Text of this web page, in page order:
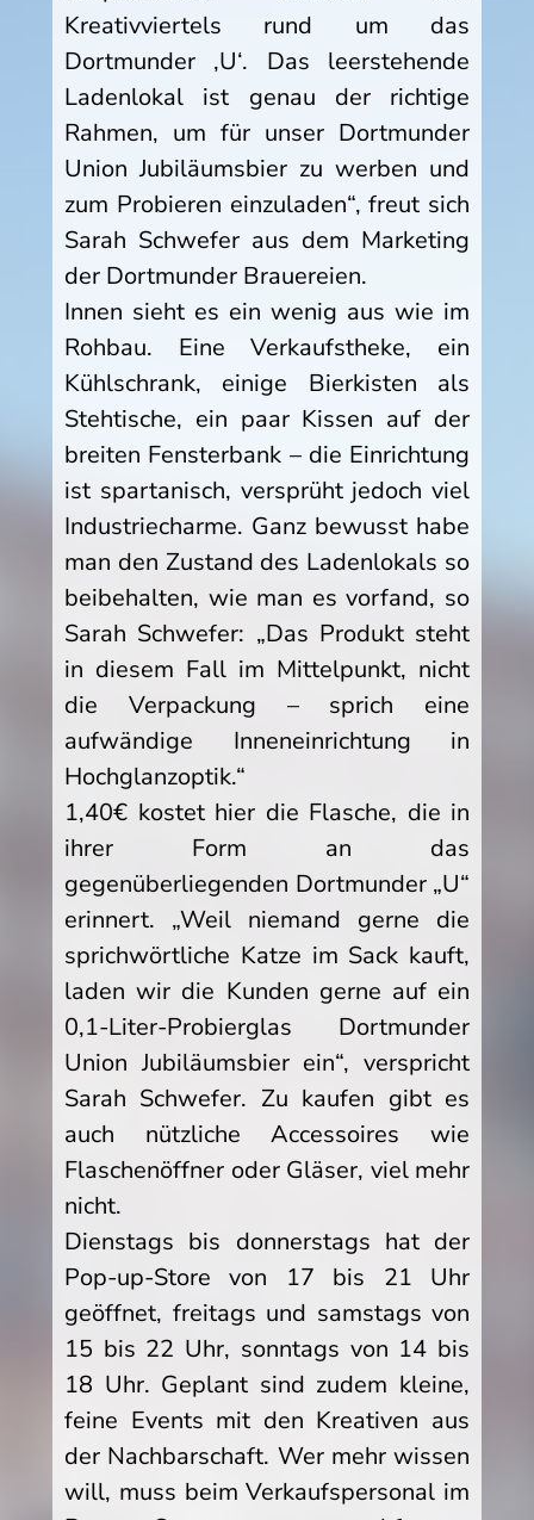
Kreativviertels rund um das
Dortmunder ‚U‘. Das leerstehende
Ladenlokal ist genau der richtige
Rahmen, um für unser Dortmunder
Union Jubiläumsbier zu werben und
zum Probieren einzuladen“, freut sich
Sarah Schwefer aus dem Marketing
der Dortmunder Brauereien.
Innen sieht es ein wenig aus wie im
Rohbau. Eine Verkaufstheke, ein
Kühlschrank, einige Bierkisten als
Stehtische, ein paar Kissen auf der
breiten Fensterbank – die Einrichtung
ist spartanisch, versprüht jedoch viel
Industriecharme. Ganz bewusst habe
man den Zustand des Ladenlokals so
beibehalten, wie man es vorfand, so
Sarah Schwefer: „Das Produkt steht
in diesem Fall im Mittelpunkt, nicht
die Verpackung – sprich eine
aufwändige Inneneinrichtung in
Hochglanzoptik.“
1,40€ kostet hier die Flasche, die in
ihrer Form an das
gegenüberliegenden Dortmunder „U“
erinnert. „Weil niemand gerne die
sprichwörtliche Katze im Sack kauft,
laden wir die Kunden gerne auf ein
0,1-Liter-Probierglas Dortmunder
Union Jubiläumsbier ein“, verspricht
Sarah Schwefer. Zu kaufen gibt es
auch nützliche Accessoires wie
Flaschenöffner oder Gläser, viel mehr
nicht.
Dienstags bis donnerstags hat der
Pop-up-Store von 17 bis 21 Uhr
geöffnet, freitags und samstags von
15 bis 22 Uhr, sonntags von 14 bis
18 Uhr. Geplant sind zudem kleine,
feine Events mit den Kreativen aus
der Nachbarschaft. Wer mehr wissen
will, muss beim Verkaufspersonal im